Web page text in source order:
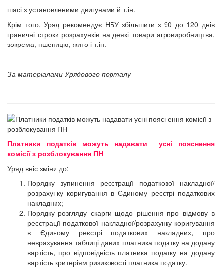
шасі з установленими двигунами й т.ін.
Крім того, Уряд рекомендує НБУ збільшити з 90 до 120 днів
граничні строки розрахунків на деякі товари агровиробництва,
зокрема, пшеницю, жито і т.ін.
За матеріалами Урядового порталу
Платники податків можуть надавати усні пояснення
комісії з розблокування ПН
Уряд вніс зміни до:
Порядку зупинення реєстрації податкової накладної/
розрахунку коригування в Єдиному реєстрі податкових
накладних;
Порядку розгляду скарги щодо рішення про відмову в
реєстрації податкової накладної/розрахунку коригування
в Єдиному реєстрі податкових накладних, про
неврахування таблиці даних платника податку на додану
вартість, про відповідність платника податку на додану
вартість критеріям ризиковості платника податку.